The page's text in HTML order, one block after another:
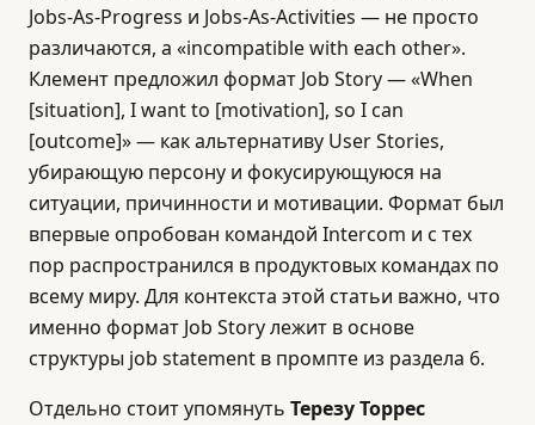
Jobs-As-Progress и Jobs-As-Activities — не просто
различаются, а «incompatible with each other».
Клемент предложил формат Job Story — «When
[situation], I want to [motivation], so I can
[outcome]» — как альтернативу User Stories,
убирающую персону и фокусирующуюся на
ситуации, причинности и мотивации. Формат был
впервые опробован командой Intercom и с тех
пор распространился в продуктовых командах по
всему миру. Для контекста этой статьи важно, что
именно формат Job Story лежит в основе
структуры job statement в промпте из раздела 6.
Отдельно стоит упомянуть Терезу Торрес